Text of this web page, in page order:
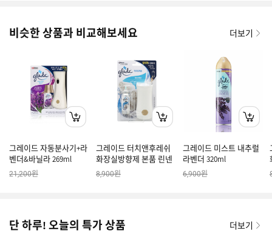
비슷한 상품과 비교해보세요 더보기
그레이드 자동분사기+라
벤더&바닐라 269ml
21,200원
그레이드 터치앤후레쉬
화장실방향제 본품 린넨
8,900원
그레이드 미스트 내추럴
라벤더 320ml
6,900원
단 하루! 오늘의 특가 상품 더보기